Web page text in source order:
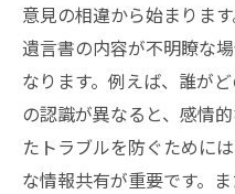
心の準備法
法律事務所が解説す
支援メソッド
意見の相違から始まりま
遺言書の内容が不明瞭な
なります。例えば、誰が
の認識が異なると、感情
たトラブルを防ぐために
な情報共有が重要です。